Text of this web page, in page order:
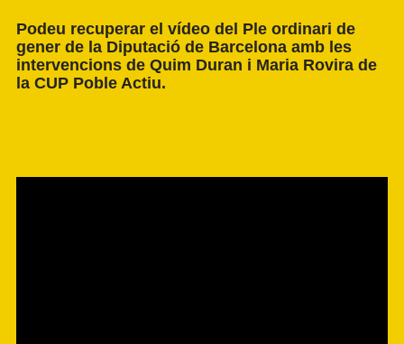
Podeu recuperar el vídeo del Ple ordinari de
gener de la Diputació de Barcelona amb les
intervencions de Quim Duran i Maria Rovira de
la CUP Poble Actiu.